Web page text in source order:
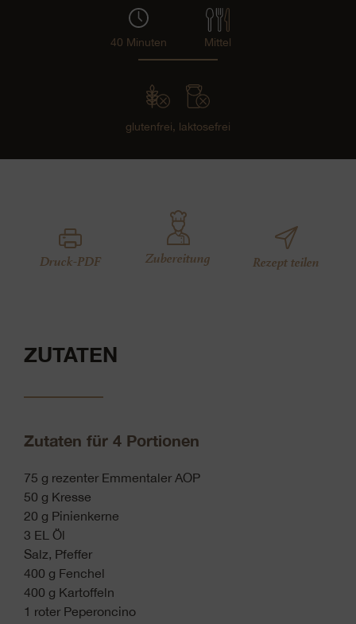
40 Minuten Mittel
glutenfrei, laktosefrei
Druck-PDF Zubereitung Rezept teilen
ZUTATEN
Zutaten für 4 Portionen
75 g rezenter Emmentaler AOP
50 g Kresse
20 g Pinienkerne
3 EL Öl
Salz, Pfeffer
400 g Fenchel
400 g Kartoffeln
1 roter Peperoncino